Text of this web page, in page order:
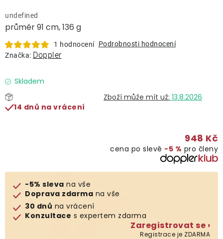
Prodávané značky
Klub výhod
průměr 91 cm, 136 g
undefined
1 hodnocení Podrobnosti hodnocení
Značka: Doppler
Skladem
13.8.2026
14 dnů na vrácení
948 Kč
cena po slevě −5 % pro členy
-5% sleva na vše
Doprava zdarma na vše
30 dnů na vrácení
Konzultace s expertem zdarma
Zaregistrovat se ›
Registrace je ZDARMA